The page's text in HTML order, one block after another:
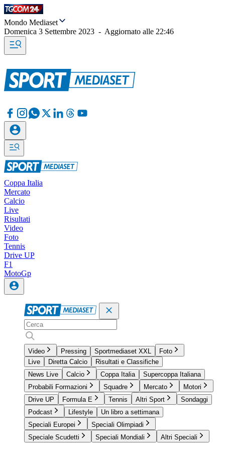
Mondo Mediaset
Domenica 3 Settembre 2023 - Aggiornato alle 22:46
Coppa Italia
Mercato
Calcio
Live
Risultati
Video
Foto
Tennis
Drive UP
F1
MotoGp
Video Pressing Sportmediaset XXL
Foto
Live
Diretta Calcio
Risultati e Classifiche
News Live
Calcio Coppa Italia
Supercoppa Italiana
Probabili Formazioni
Squadre Mercato
Motori
Drive UP
Formula E Tennis Altri Sport
Sondaggi
Podcast
Lifestyle
Un libro a settimana
Speciali Europei
Speciali Olimpiadi
Speciale Scudetti
Speciali Mondiali Altri Speciali